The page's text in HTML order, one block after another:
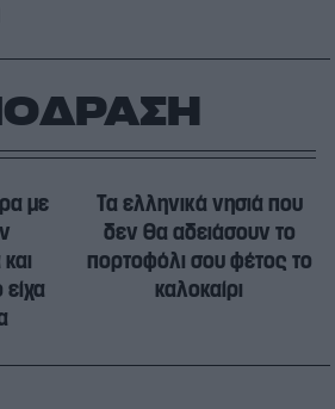
με
Τα ελληνικά νησιά που
δεν θα αδειάσουν το
πορτοφόλι σου φέτος το
καλοκαίρι